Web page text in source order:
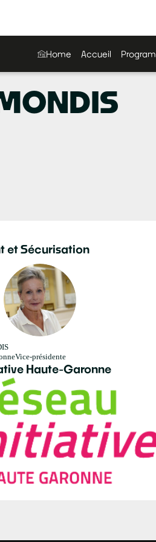
Home Accueil
et Sécurisation
MR
Vice-présidente
Haute-Garonne